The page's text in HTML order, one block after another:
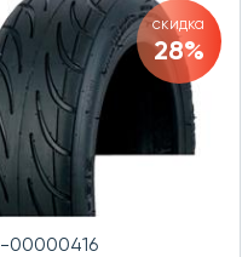
скидка
28%
00000416